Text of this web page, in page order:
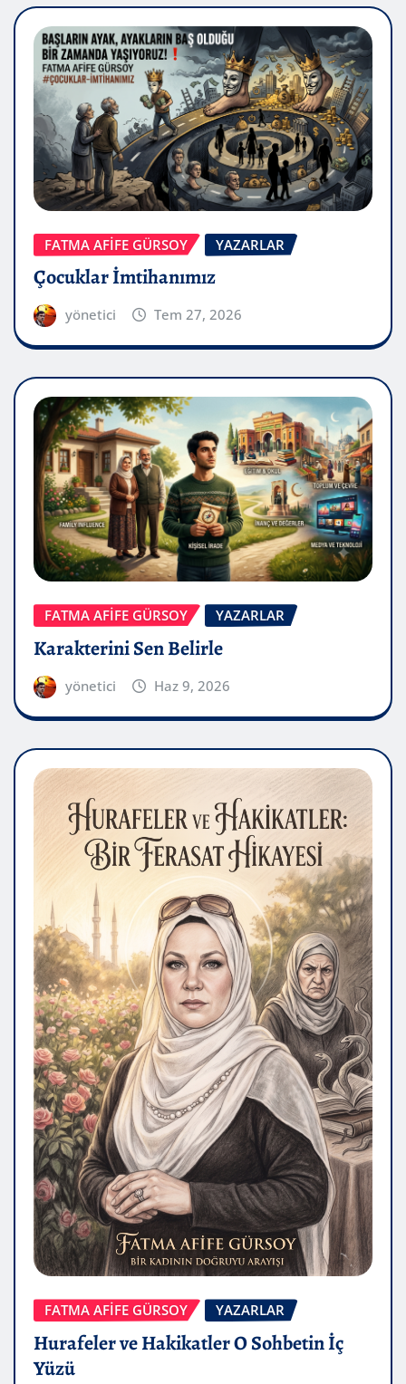
FATMA AFİFE GÜRSOY YAZARLAR
Çocuklar İmtihanımız
yönetici Tem 27, 2026
FATMA AFİFE GÜRSOY YAZARLAR
Karakterini Sen Belirle
yönetici Haz 9, 2026
FATMA AFİFE GÜRSOY YAZARLAR
Hurafeler ve Hakikatler O Sohbetin İç
Yüzü